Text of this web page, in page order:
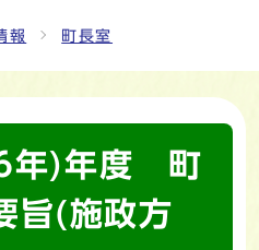
報 町長室
年)年度 町
旨(施政方